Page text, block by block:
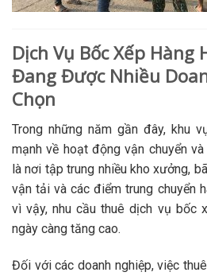
Dịch Vụ Bốc Xếp Hàng
Đang Được Nhiều
Chọn
Trong những năm gần đây, khu
mạnh về hoạt động vận chuyển
là nơi tập trung nhiều kho xưởng,
vận tải và các điểm trung chuyển
vì vậy, nhu cầu thuê dịch vụ bốc
ngày càng tăng cao.
Đối với các doanh nghiệp, việc